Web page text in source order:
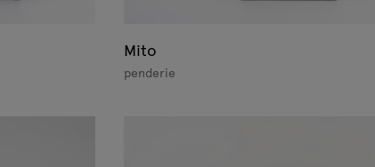
Mito
penderie